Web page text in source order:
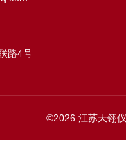
路4号
©2026 江苏天翎